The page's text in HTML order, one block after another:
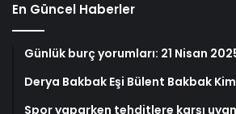
En Güncel Haberler
Günlük burç yorumları: 21 Nisan
Derya Bakbak Eşi Bülent Bakbak
Spor yaparken tehditlere karşı